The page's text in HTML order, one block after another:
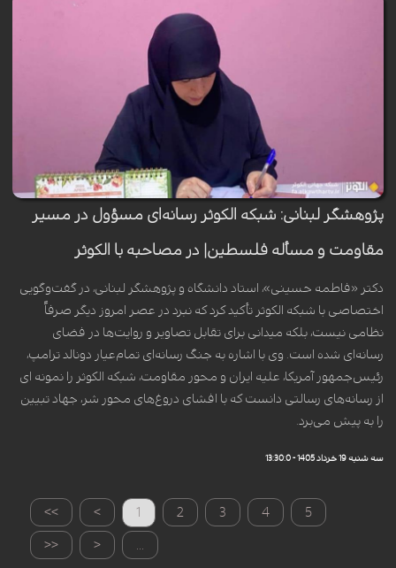
پژوهشگر لبنانی: شبکه الکوثر رسانه‌ای مسؤول در مسیر
مقاومت و مسأله فلسطین| در مصاحبه با الکوثر
دکتر «فاطمه حسینی»، استاد دانشگاه و پژوهشگر لبنانی، در گفت‌وگویی
اختصاصی با شبکه الکوثر تأکید کرد که نبرد در عصر امروز دیگر صرفاً
نظامی نیست، بلکه میدانی برای تقابل تصاویر و روایت‌ها در فضای
رسانه‌ای شده است. وی با اشاره به جنگ رسانه‌ای تمام‌عیار دونالد ترامپ،
رئیس‌جمهور آمریکا، علیه ایران و محور مقاومت، شبکه الکوثر را نمونه ای
از رسانه‌های رسالتی دانست که با افشای دروغ‌های محور شر، جهاد تبیین
را به پیش می‌برد.
سه شنبه 19 خرداد 1405 - 13:30:0
>> > 1 2 3 4 5
<
<<